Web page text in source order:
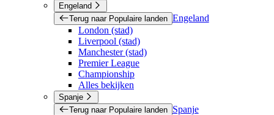
Engeland
Terug naar Populaire landen Engeland
London (stad)
Liverpool (stad)
Manchester (stad)
Premier League
Championship
Alles bekijken
Spanje
Terug naar Populaire landen
Spanje